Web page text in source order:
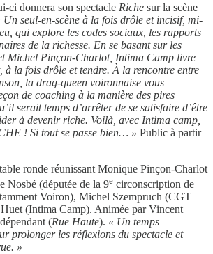
ci donnera son spectacle Riche sur la scène
Un seul-en-scène à la fois drôle et incisif, mi-
qui explore les codes sociaux, les rapports
de la richesse. En se basant sur les
Michel Pinçon-Charlot, Intima Camp livre
à la fois drôle et tendre. À la rencontre entre
la drag-queen voironnaise vous
de coaching à la manière des pires
serait temps d’arrêter de se satisfaire d’être
à devenir riche. Voilà, avec Intima camp,
! Si tout se passe bien… » Public à partir
table ronde réunissant Monique Pinçon-Charlot
Nosbé (députée de la 9e circonscription de
Voiron), Michel Szempruch (CGT
(Intima Camp). Animée par Vincent
(Rue Haute). « Un temps
prolonger les réflexions du spectacle et
»